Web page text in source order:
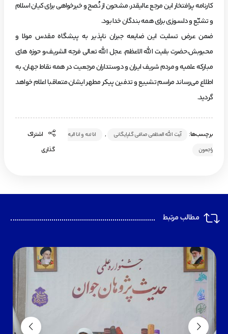
کارنامه پرافتخار این مرجع عالیقدر، مشحون از نُصح و خیرخواهی برای کیان اسلام
و تشیّع و دلسوزی برای همه بندگان خدا بود.
ضمن عرض تسلیت این ضایعه جبران ناپذیر به پیشگاه مقدس مولا و
محبوبش،حضرت بقيت الله الاعظم، عجل الله تعالی فرجه الشریف،و حوزه های
مبارکه علمیه و مردم شریف ایران و دوستداران مرجعیت در همه نقاط جهان، به
اطلاع می‌رساند مراسم تشییع و تدفین پیکر مطهر ایشان،متعاقبا اعلام خواهد
گردید.
برچسب‌ها: آیت الله العظمی صافی گلپایگانی ,
انا لله و انا الیه
راجعون
اشتراک
گذاری
مطالب مرتبط